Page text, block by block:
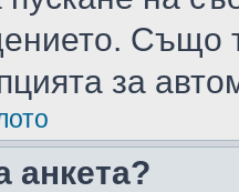
Също
за
анкета?